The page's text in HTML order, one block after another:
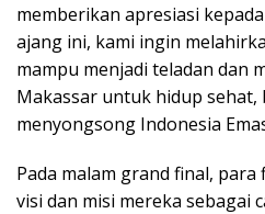
memberikan apresiasi
ajang ini, kami ingin
mampu menjadi teladan dan
Makassar untuk hidup
menyongsong Indonesia
Pada malam grand final,
visi dan misi mereka sebagai